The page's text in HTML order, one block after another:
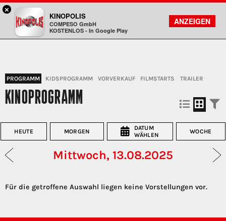
Kinopolis
FILMSUCHE
KONTO
PROGRAMM KIDSPROGRAMM VORVERKAUF FILMSTARTS TRAILER
KINOPROGRAMM
HEUTE MORGEN
DATUM
WÄHLEN
WOCHE
Mittwoch, 13.08.2025
Für die getroffene Auswahl liegen keine Vorstellungen vor.
×
KINOPOLIS
COMPESO GmbH
KOSTENLOS - In Google Play
ANZEIGEN